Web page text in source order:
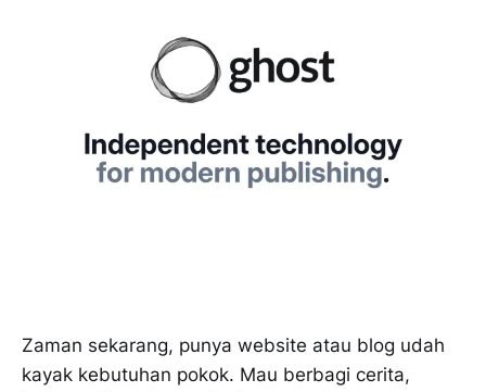
Zaman sekarang, punya website atau blog udah
kayak kebutuhan pokok. Mau berbagi cerita,